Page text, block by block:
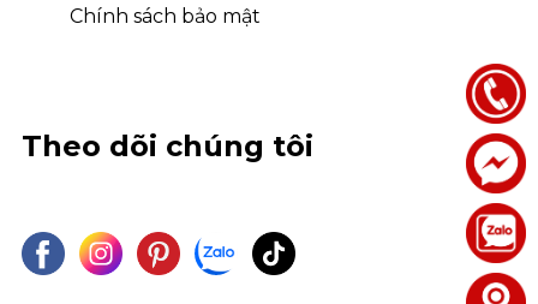
Theo dõi chúng tôi
Chính sách bảo mật